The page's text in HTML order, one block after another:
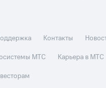
Контакты
МТС
Карьера в МТС